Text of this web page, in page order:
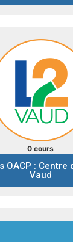
0 cours
OACP :
Vaud